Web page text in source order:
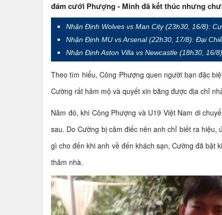
đám cưới Phượng - Minh đã kết thúc nhưng
Nhận Định Wolves vs Man City (23h30, 16/8):
Nhận Định MU vs Arsenal (22h30, 17/8): Đại
Nhận Định Aston Villa vs Newcastle (18h30, 16/
Theo tìm hiểu, Công Phượng quen người bạn đặc
Cường rất hâm mộ và quyết xin bằng được địa chỉ
Năm đó, khi Công Phượng và U19 Việt Nam di
sau. Do Cường bị câm điếc nên anh chỉ biết ra
gì cho đến khi anh về đến khách sạn, Cường đã bật
thăm nhà.